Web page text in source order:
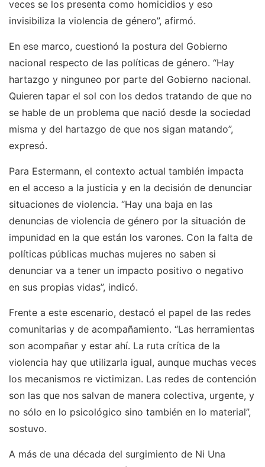
veces se los presenta como homicidios y eso
invisibiliza la violencia de género”, afirmó.
En ese marco, cuestionó la postura del Gobierno
nacional respecto de las políticas de género. “Hay
hartazgo y ninguneo por parte del Gobierno nacional.
Quieren tapar el sol con los dedos tratando de que no
se hable de un problema que nació desde la sociedad
misma y del hartazgo de que nos sigan matando”,
expresó.
Para Estermann, el contexto actual también impacta
en el acceso a la justicia y en la decisión de denunciar
situaciones de violencia. “Hay una baja en las
denuncias de violencia de género por la situación de
impunidad en la que están los varones. Con la falta de
políticas públicas muchas mujeres no saben si
denunciar va a tener un impacto positivo o negativo
en sus propias vidas”, indicó.
Frente a este escenario, destacó el papel de las redes
comunitarias y de acompañamiento. “Las herramientas
son acompañar y estar ahí. La ruta crítica de la
violencia hay que utilizarla igual, aunque muchas veces
los mecanismos re victimizan. Las redes de contención
son las que nos salvan de manera colectiva, urgente, y
no sólo en lo psicológico sino también en lo material”,
sostuvo.
A más de una década del surgimiento de Ni Una